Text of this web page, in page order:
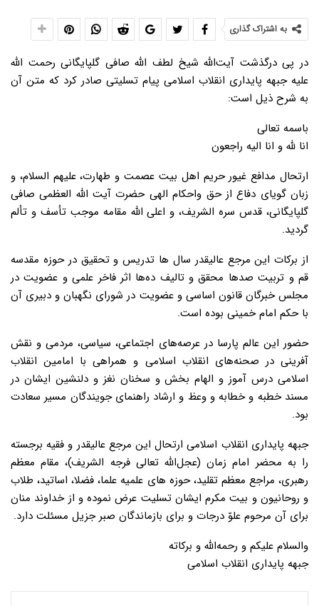
به اشتراک گذاری
در پی درگذشت آیت‌الله شیخ لطف الله صافی گلپایگانی رحمت الله
علیه جبهه پایداری انقلاب اسلامی پیام تسلیتی صادر کرد که متن آن
به شرح ذیل است:
باسمه تعالی
انا لله و انا الیه راجعون
ارتحال مدافع غیور حریم اهل بیت عصمت و طهارت، علیهم السلام، و
زبان گویای دفاع از حق واحکام الهی حضرت آیت الله العظمی صافی
گلپایگانی، قدس سره الشریف، و اعلی الله مقامه موجب تأسف و تألم
گردید.
از برکات این مرجع عالیقدر سال ها تدریس و تحقیق در حوزه مقدسه
قم و تربیت صدها محقق و تالیف ده‌ها اثر فاخر علمی و عضویت در
مجلس خبرگان قانون اساسی و عضویت در شورای نگهبان و دبیری آن
با حکم امام خمینی بوده است.
حضور این عالم پارسا در عرصه‌های اجتماعی، سیاسی، مردمی و نقش
آفرینی در صحنه‌های انقلاب اسلامی و همراهی با امامین انقلاب
اسلامی درس آموز و الهام بخش و سخنان نغز و دلنشین ایشان در
مسند خطبه و خطابه و وعظ و ارشاد راهنمای جویندگان مسیر سعادت
بود.
جبهه پایداری انقلاب اسلامی ارتحال این مرجع عالیقدر و فقیه برجسته
را به محضر امام زمان (عجل‌الله تعالی فرجه الشریف)، مقام معظم
رهبری، مراجع معظم تقلید، حوزه های علمیه علما، فضلا، اساتید، طلاب
و روحانیون و بیت مکرم ایشان تسلیت عرض نموده و از خداوند منان
برای آن مرحوم علوّ درجات و برای بازماندگان صبر جزیل مسئلت دارد.
والسلام علیکم و رحمه‌الله و برکاته
جبهه پایداری انقلاب اسلامی